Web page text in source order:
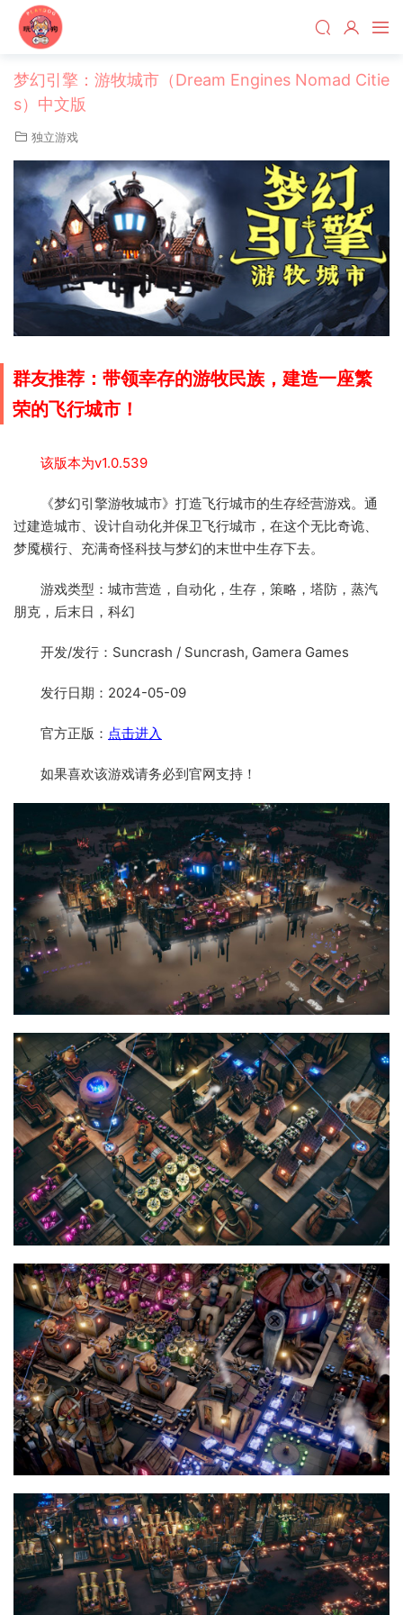
梦幻引擎：游牧城市（Dream Engines Nomad Citie
s）中文版
独立游戏
群友推荐：带领幸存的游牧民族，建造一座繁
荣的飞行城市！
该版本为v1.0.539
《梦幻引擎游牧城市》打造飞行城市的生存经营游戏。通
过建造城市、设计自动化并保卫飞行城市，在这个无比奇诡、
梦魇横行、充满奇怪科技与梦幻的末世中生存下去。
游戏类型：城市营造，自动化，生存，策略，塔防，蒸汽
朋克，后末日，科幻
开发/发行：Suncrash / Suncrash, Gamera Games
发行日期：2024-05-09
官方正版： 点击进入
如果喜欢该游戏请务必到官网支持！